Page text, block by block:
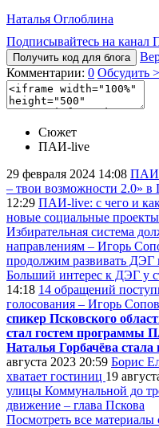
Наталья Оглоблина
Подписывайтесь на
Получить код для блога
Комментарии: 0 Обсудить
Сюжет
ПАИ-livе
29 февраля 2024 14:08 ПАИ-
– твои возможности 2.0» в
12:29 ПАИ-live: с чего и
новые социальные проекты
Избирательная система
направлениям – Игорь
продолжим развивать ДЭГ
Больший интерес к ДЭГ у
14:18 14 обращений
голосования – Игорь Сопов
спикер Псковского
стал гостем программы
Наталья Горбачёва
августа 2023 20:59 Борис
хватает гостиниц 19
улицы Коммунальной до
движение – глава Пскова
Посмотреть все